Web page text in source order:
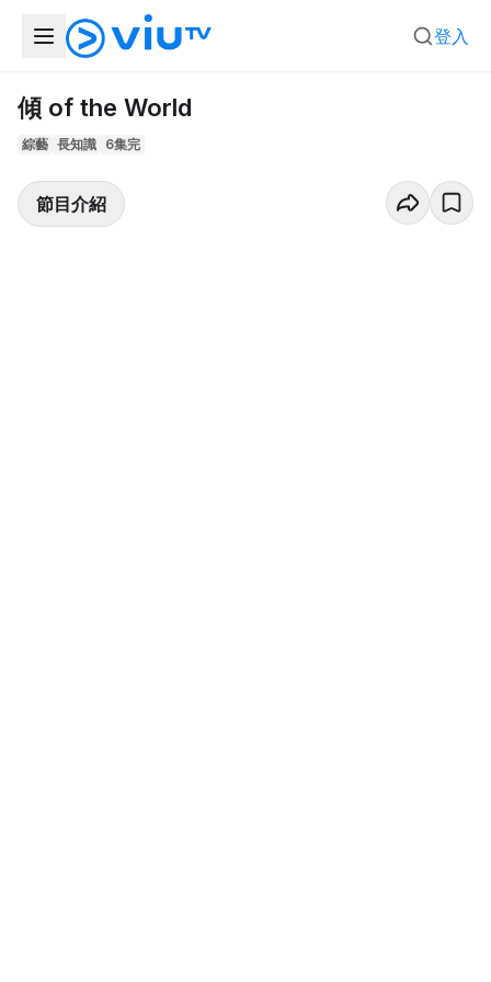
登入
傾 of the World
綜藝 長知識 6集完
節目介紹